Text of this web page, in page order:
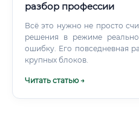
разбор профессии
Всё это нужно не просто
решения в режиме
ошибку. Его повседневная
крупных блоков.
Читать статью →